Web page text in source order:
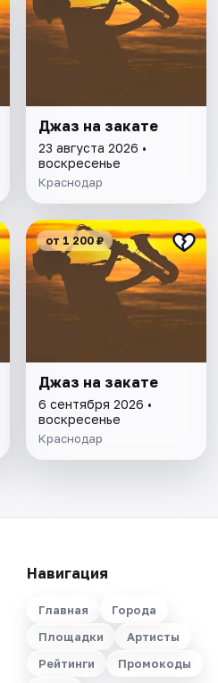
Джаз на закате
23 августа 2026 •
воскресенье
Краснодар
от 1 200 ₽
Джаз на закате
6 сентября 2026 •
воскресенье
Краснодар
Навигация
Главная
Города
Площадки
Артисты
Рейтинги
Промокоды